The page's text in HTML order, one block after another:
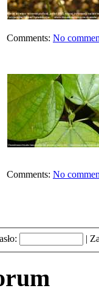
Comments: No
Comments: No
|